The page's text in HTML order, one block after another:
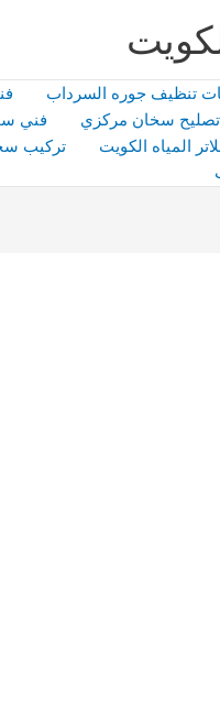
تنظيف جوره السرداب
تصليح سخان مركزي فني
المياه الكويت تركيب